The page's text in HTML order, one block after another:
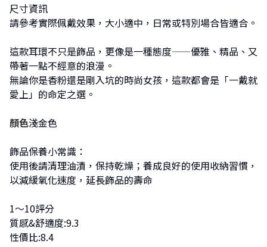
尺寸資訊
請參考實際佩戴效果，大小適中，日常或特別場合皆適合。
這款耳環不只是飾品，更像是一種態度——優雅、精品、又
帶著一點不經意的浪漫。
無論你是香粉還是剛入坑的時尚女孩，這款都會是「一戴就
愛上」的命定之選。
顏色淺金色
飾品保養小常識：
使用後請清理油漬，保持乾燥；養成良好的使用收納習慣，
以減緩氧化速度，延長飾品的壽命
1～10評分
質感&舒適度:9.3
性價比:8.4